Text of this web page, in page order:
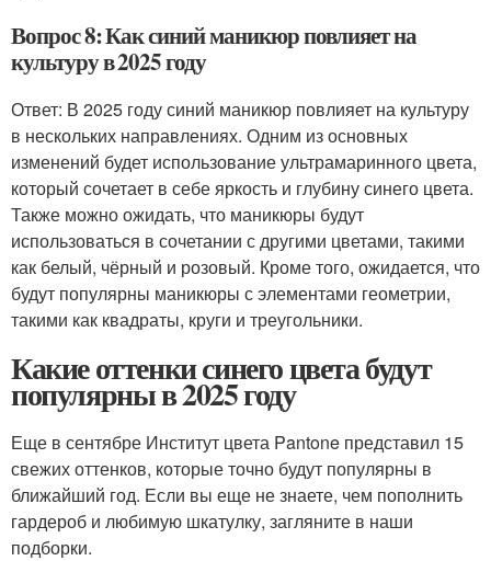
Вопрос 8: Как синий маникюр повлияет на
культуру в 2025 году
Ответ: В 2025 году синий маникюр повлияет на культуру
в нескольких направлениях. Одним из основных
изменений будет использование ультрамаринного цвета,
который сочетает в себе яркость и глубину синего цвета.
Также можно ожидать, что маникюры будут
использоваться в сочетании с другими цветами, такими
как белый, чёрный и розовый. Кроме того, ожидается, что
будут популярны маникюры с элементами геометрии,
такими как квадраты, круги и треугольники.
Какие оттенки синего цвета будут
популярны в 2025 году
Еще в сентябре Институт цвета Pantone представил 15
свежих оттенков, которые точно будут популярны в
ближайший год. Если вы еще не знаете, чем пополнить
гардероб и любимую шкатулку, загляните в наши
подборки.